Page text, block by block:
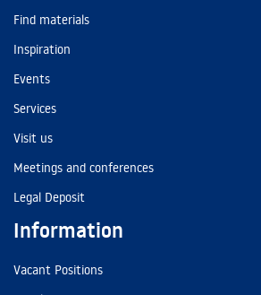
Find materials
Inspiration
Events
Services
Visit us
Meetings and conferences
Legal Deposit
Information
Vacant Positions